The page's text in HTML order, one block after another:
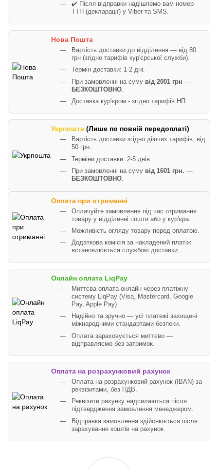
✔️ Після відправки надішлемо вам номер
ТТН (декларації) у Viber та SMS.
Нова Пошта
Вартість доставки до відділення — від 80
грн (згідно тарифів кур'єрської служби).
Термін доставки: 1-2 дні.
При замовленні на суму від 2001 грн —
БЕЗКОШТОВНО
Доставка кур'єром - згідно тарифів НП.
Укрпошта (Лише по повній передоплаті)
Вартість доставки згідно діючих тарифів, від
50 грн.
Терміни доставки: 2-5 днів.
При замовленні на суму від 1601 грн. —
БЕЗКОШТОВНО.
Оплата при отриманні
Оплачуйте замовлення під час отримання
товару у відділенні пошти або у кур'єра.
Можливість огляду товару перед оплатою.
Додаткова комісія за накладений платіж
встановлюється службою доставки.
Онлайн оплата LiqPay
Миттєва оплата онлайн через платіжну
систему LiqPay (Visa, Mastercard, Google
Pay, Apple Pay).
Надійно та зручно — усі платежі захищені
міжнародними стандартами безпеки.
Оплата зараховується миттєво —
відправляємо без затримок.
Оплата на розрахунковий рахунок
Оплата на розрахунковий рахунок (IBAN) за
реквізитами, без ПДВ.
Реквізити рахунку надсилаються після
підтвердження замовлення менеджером.
Відправка замовлення здійснюється після
зарахування коштів на рахунок.